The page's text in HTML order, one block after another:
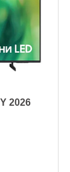
2026